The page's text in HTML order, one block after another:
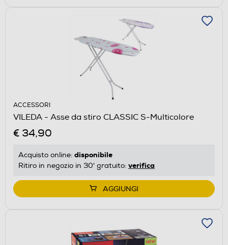
ACCESSORI
VILEDA - Asse da stiro CLASSIC S-Multicolore
€ 34,90
Acquisto online: disponibile
Ritiro in negozio in 30' gratuito: verifica
AGGIUNGI